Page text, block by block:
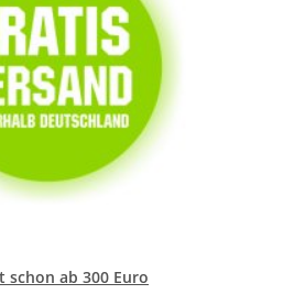
schon ab 300 Euro